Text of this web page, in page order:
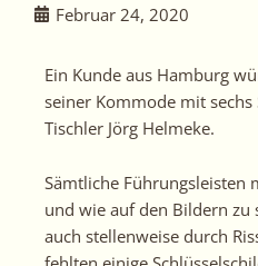
Februar 24, 2020
Ein Kunde aus Hamburg
seiner Kommode mit
Tischler Jörg Helmeke.
Sämtliche Führungsleisten
und wie auf den Bildern zu
auch stellenweise durch